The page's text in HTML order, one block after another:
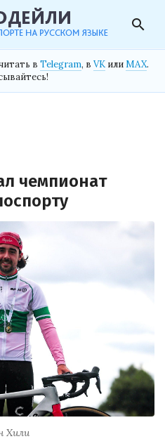
search
в Telegram, в VK илиMAX.
чемпионат
Хили